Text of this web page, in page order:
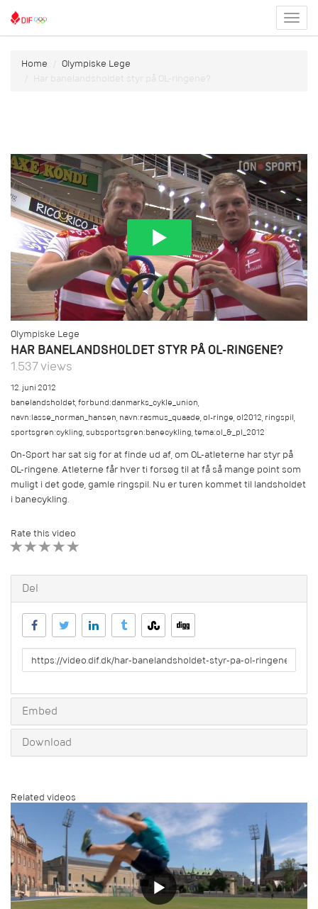
menu
Home
Olympiske Lege
Har banelandsholdet styr på OL-ringene?
Olympiske Lege
HAR BANELANDSHOLDET STYR PÅ OL-RINGENE?
1.537 views
12. juni 2012
banelandsholdet,forbund:danmarks_cykle_union,
navn:lasse_norman_hansen,navn:rasmus_quaade,ol-ringe,ol2012,ringspil,
sportsgren:cykling,subsportsgren:banecykling,tema:ol_&_pl_2012
On-Sport har sat sig for at finde ud af, om OL-atleterne har styr på
OL-ringene. Atleterne får hver ti forsøg til at få så mange point som
muligt i det gode, gamle ringspil. Nu er turen kommet til landsholdet
i banecykling.
Rate this video
Del
URL
to
Embed
Download
Related videos